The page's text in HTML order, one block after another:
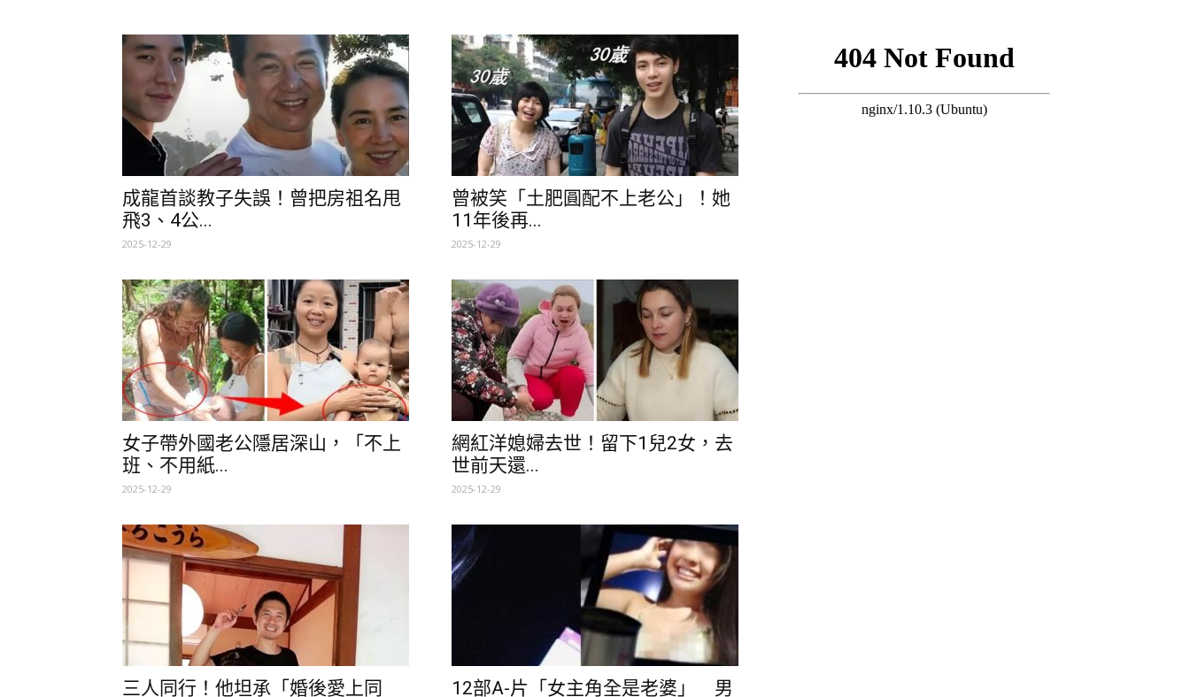
成龍首談教子失誤！曾把房祖名甩
飛3、4公...
2025-12-29
曾被笑「土肥圓配不上老公」！她
11年後再...
2025-12-29
女子帶外國老公隱居深山，「不上
班、不用紙...
2025-12-29
網紅洋媳婦去世！留下1兒2女，去
世前天還...
2025-12-29
三人同行！他坦承「婚後愛上同
12部A-片「女主角全是老婆」 男